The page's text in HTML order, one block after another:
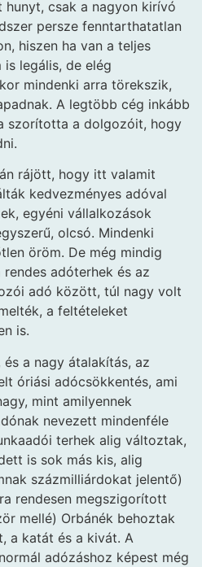
csak a nagyon kirívó
persze fenntarthatatlan
hiszen ha van a teljes
is legális, de elég
mindenki arra törekszik,
A legtöbb cég inkább
szorította a dolgozóit, hogy
rájött, hogy itt valamit
kedvezményes adóval
egyéni vállalkozások
olcsó. Mindenki
öröm. De még mindig
adóterhek és az
adó között, túl nagy volt
a feltételeket
is.
a nagy átalakítás, az
óriási adócsökkentés, ami
mint amilyennek
nevezett mindenféle
terhek alig változtak,
is sok más kis, alig
százmilliárdokat jelentő)
rendesen megszigorított
mellé) Orbánék behoztak
a katát és a kivát. A
adózáshoz képest még